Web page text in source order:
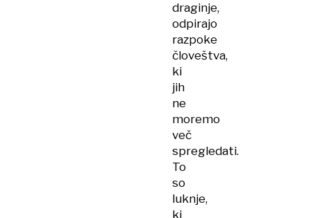
draginje,
odpirajo
razpoke
človeštva,
ki
jih
ne
moremo
več
spregledati.
To
so
luknje,
ki